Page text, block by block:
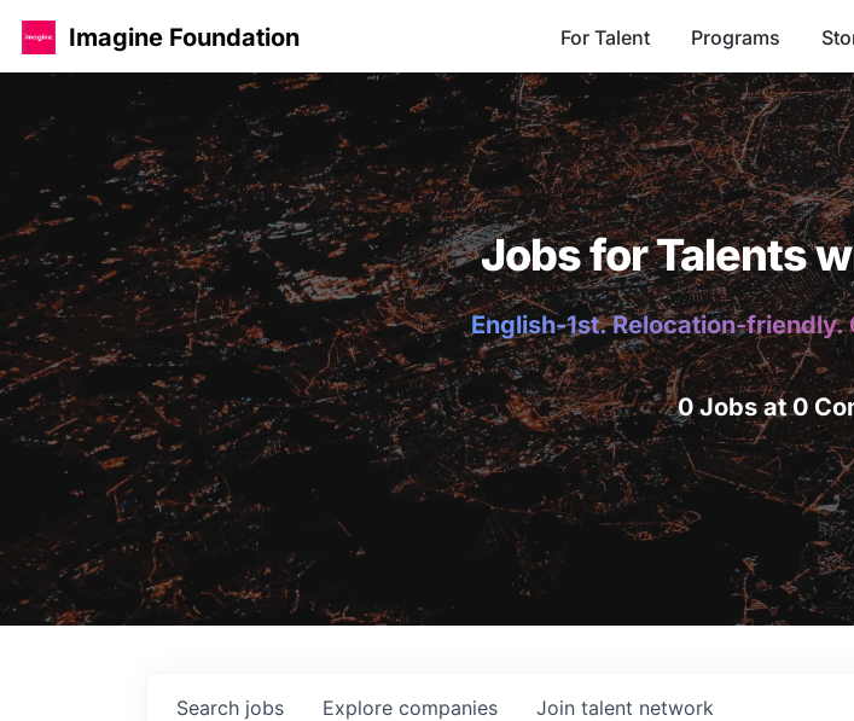
Imagine Foundation For Talent Programs
Jobs for Talents
English-1st. Relocation-
0 Jobs at 0
Search jobs Explore companies Join talent network